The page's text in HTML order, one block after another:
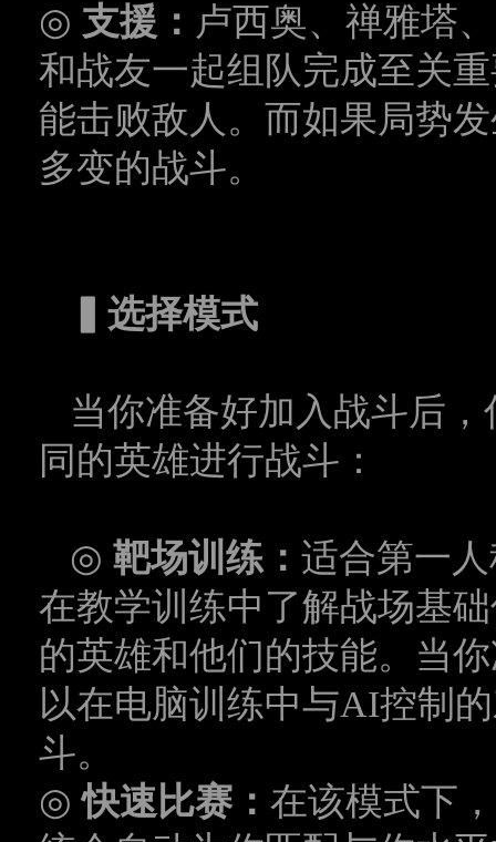
◎ 支援： 卢西奥、禅雅塔、
和战友一起组队完成至关
能击败敌人。而如果局势
多变的战斗。
选择模式
当你准备好加入战斗后
同的英雄进行战斗：
◎ 靶场训练： 适合第一
在教学训练中了解战场基
的英雄和他们的技能。当
以在电脑训练中与AI控制
斗。
◎ 快速比赛： 在该模式下，